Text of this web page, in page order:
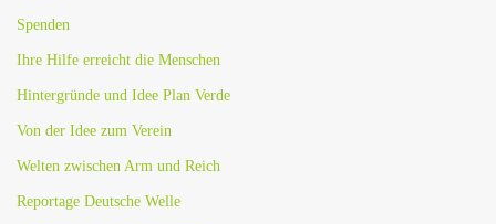
Spenden
Ihre Hilfe erreicht die Menschen
Hintergründe und Idee Plan Verde
Von der Idee zum Verein
Welten zwischen Arm und Reich
Reportage Deutsche Welle